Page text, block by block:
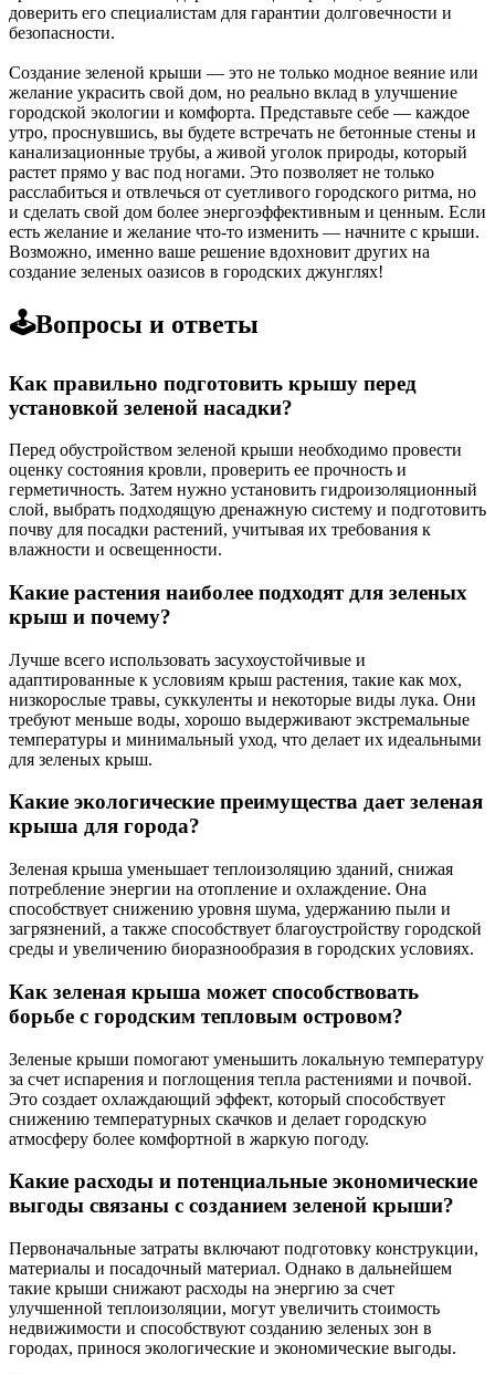
доверить его специалистам для гарантии долговечности и
безопасности.
Создание зеленой крыши — это не только модное веяние или
желание украсить свой дом, но реально вклад в улучшение
городской экологии и комфорта. Представьте себе — каждое
утро, проснувшись, вы будете встречать не бетонные стены и
канализационные трубы, а живой уголок природы, который
растет прямо у вас под ногами. Это позволяет не только
расслабиться и отвлечься от суетливого городского ритма, но
и сделать свой дом более энергоэффективным и ценным. Если
есть желание и желание что-то изменить — начните с крыши.
Возможно, именно ваше решение вдохновит других на
создание зеленых оазисов в городских джунглях!
🕹️Вопросы и ответы
Как правильно подготовить крышу перед
установкой зеленой насадки?
Перед обустройством зеленой крыши необходимо провести
оценку состояния кровли, проверить ее прочность и
герметичность. Затем нужно установить гидроизоляционный
слой, выбрать подходящую дренажную систему и подготовить
почву для посадки растений, учитывая их требования к
влажности и освещенности.
Какие растения наиболее подходят для зеленых
крыш и почему?
Лучше всего использовать засухоустойчивые и
адаптированные к условиям крыш растения, такие как мох,
низкорослые травы, суккуленты и некоторые виды лука. Они
требуют меньше воды, хорошо выдерживают экстремальные
температуры и минимальный уход, что делает их идеальными
для зеленых крыш.
Какие экологические преимущества дает зеленая
крыша для города?
Зеленая крыша уменьшает теплоизоляцию зданий, снижая
потребление энергии на отопление и охлаждение. Она
способствует снижению уровня шума, удержанию пыли и
загрязнений, а также способствует благоустройству городской
среды и увеличению биоразнообразия в городских условиях.
Как зеленая крыша может способствовать
борьбе с городским тепловым островом?
Зеленые крыши помогают уменьшить локальную температуру
за счет испарения и поглощения тепла растениями и почвой.
Это создает охлаждающий эффект, который способствует
снижению температурных скачков и делает городскую
атмосферу более комфортной в жаркую погоду.
Какие расходы и потенциальные экономические
выгоды связаны с созданием зеленой крыши?
Первоначальные затраты включают подготовку конструкции,
материалы и посадочный материал. Однако в дальнейшем
такие крыши снижают расходы на энергию за счет
улучшенной теплоизоляции, могут увеличить стоимость
недвижимости и способствуют созданию зеленых зон в
городах, принося экологические и экономические выгоды.